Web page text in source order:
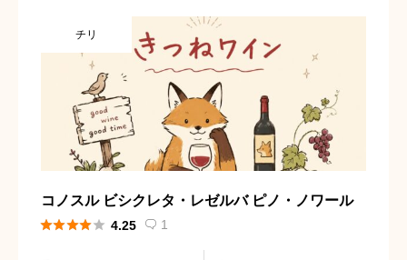
チリ
コノスル ビシクレタ・レゼルバ ピノ・ノワール
 4.25  1